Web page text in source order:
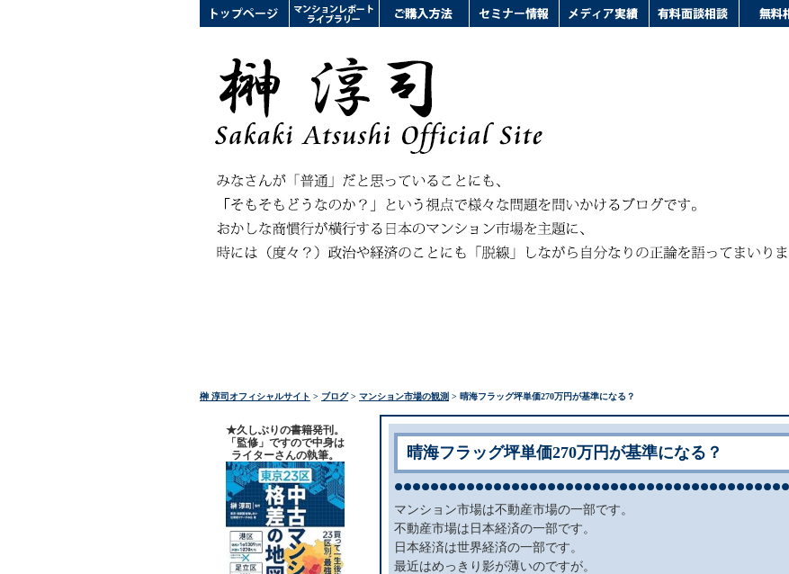
榊 淳司オフィシャルサイト > ブログ> マンション市場の観測 > 晴海フラッグ坪単価270万円が基準になる？
★久しぶりの書籍発刊。
「監修」ですので中身は
ライターさんの執筆。
晴海フラッグ坪単価270万円が基準になる？
マンション市場は不動産市場の一部です。
不動産市場は日本経済の一部です。
日本経済は世界経済の一部です。
最近はめっきり影が薄いのですが。